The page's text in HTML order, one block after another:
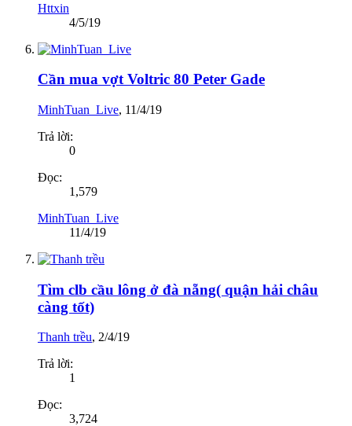
Httxin
4/5/19
Cần mua vợt Voltric 80 Peter Gade
MinhTuan_Live, 11/4/19
Trả lời:
0
Đọc:
1,579
MinhTuan_Live
11/4/19
Tìm clb cầu lông ở đà nẵng( quận hải châu
càng tốt)
Thanh trều, 2/4/19
Trả lời:
1
Đọc:
3,724